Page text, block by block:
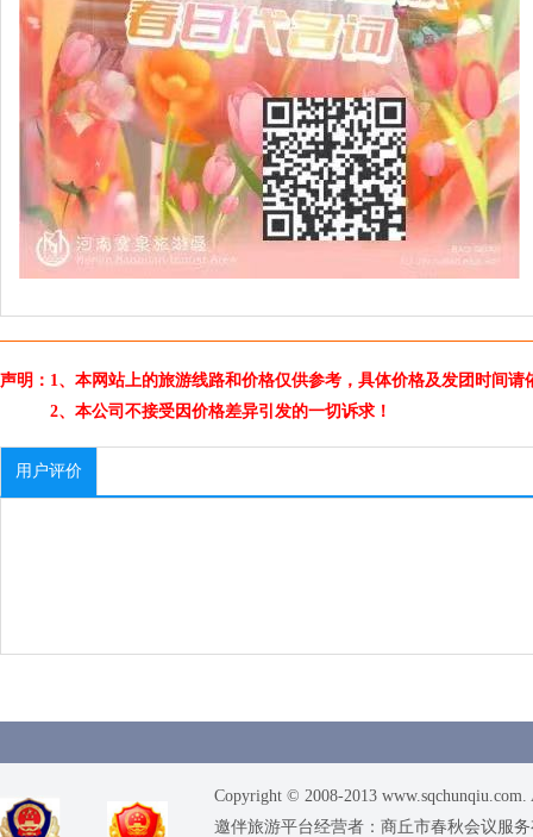
声明：1、本网站上的旅游线路和价格仅供参考，具体价格及发团时间
2、本公司不接受因价格差异引发的一切诉求！
用户评价
Copyright © 2008-2013
邀伴旅游平台经营者：商丘市春秋会议服